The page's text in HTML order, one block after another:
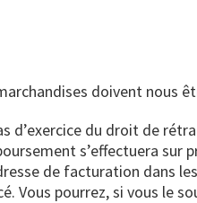
doivent nous
d’exercice du droit de
s’effectuera sur
de facturation dans
Vous pourrez, si vous le